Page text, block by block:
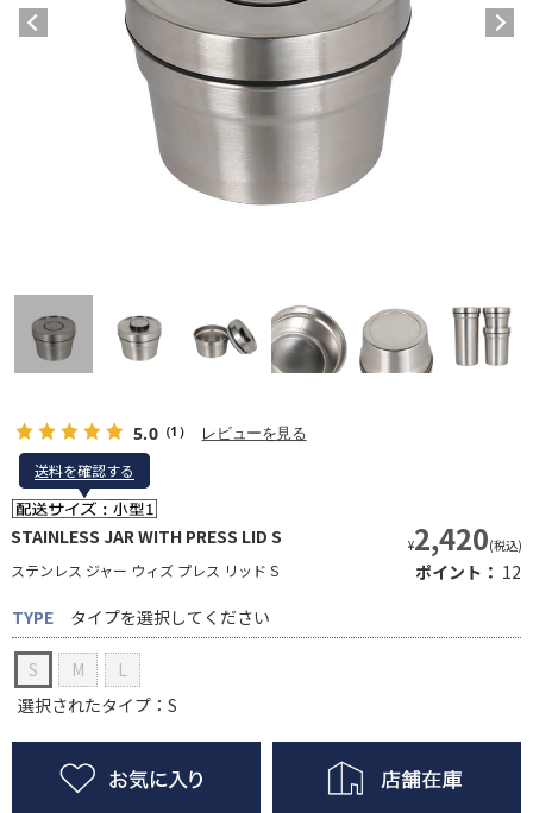
5.0（1） レビューを見る
送料を確認する
送料を確認する
STAINLESS JAR WITH PRESS LID S
ステンレス ジャー ウィズ プレス リッド S
¥2,420(税込)
ポイント： 12
TYPE
タイプを選択してください
S M
L
選択されたタイプ：S